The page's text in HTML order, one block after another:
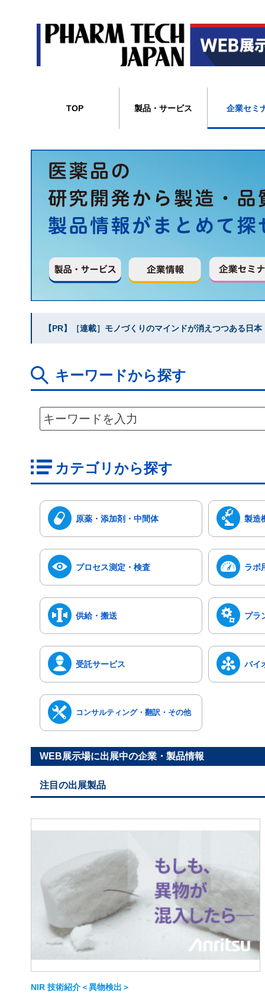
TOP 製品・サービス 企業セミ
【PR】［連載］モノづくりのマインドが消えつつある日
キーワードから探す
カテゴリから探す
原薬・添加剤・中間体 製造
プロセス測定・検査 ラボ
供給・搬送 プラ
受託サービス バイ
コンサルティング・翻訳・その他
WEB展示場に出展中の企業・製品情報
注目の出展製品
NIR 技術紹介＜異物検出＞